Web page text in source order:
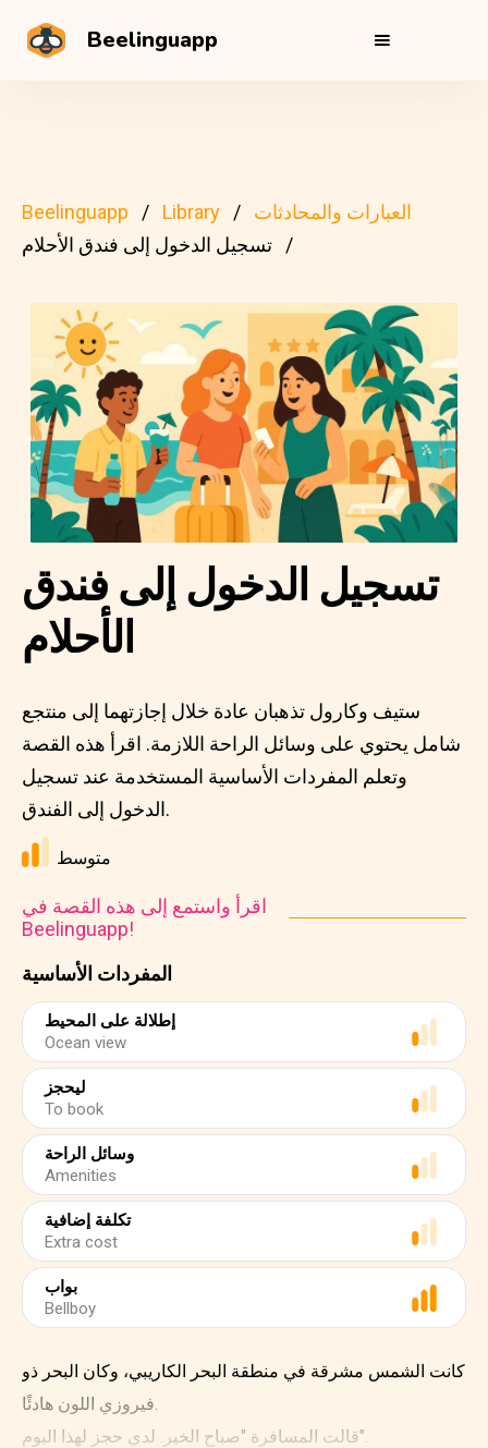
Beelinguapp
Beelinguapp Library
العبارات والمحادثات
تسجيل الدخول إلى فندق الأحلام
المفردات الأساسية
إطلالة على المحيط
Ocean view
ليحجز
To book
وسائل الراحة
Amenities
تكلفة إضافية
Extra cost
بواب
Bellboy
تسجيل الدخول إلى فندق
الأحلام
ستيف وكارول تذهبان عادة خلال إجازتهما إلى منتجع
شامل يحتوي على وسائل الراحة اللازمة. اقرأ هذه القصة
وتعلم المفردات الأساسية المستخدمة عند تسجيل
الدخول إلى الفندق.
متوسط
اقرأ واستمع إلى هذه القصة في
Beelinguapp!
كانت الشمس مشرقة في منطقة البحر الكاريبي، وكان البحر ذو
فيروزي اللون هادئًا.
قالت المسافرة "صباح الخير. لدي حجز لهذا اليوم".